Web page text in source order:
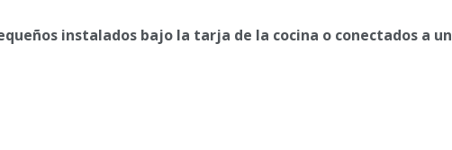
instalados bajo la tarja de la cocina o conectados a un